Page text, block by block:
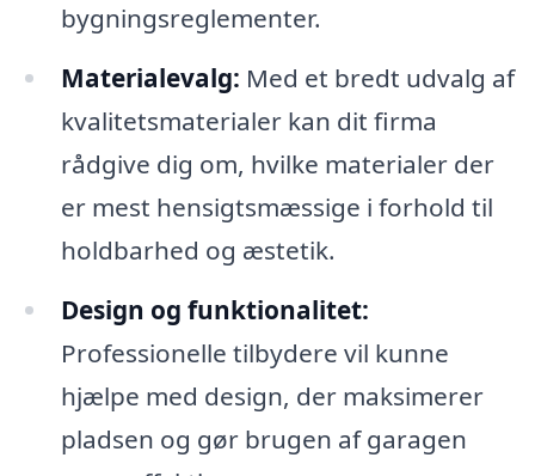
bygningsreglementer.
Materialevalg: Med et bredt udvalg af
kvalitetsmaterialer kan dit firma
rådgive dig om, hvilke materialer der
er mest hensigtsmæssige i forhold til
holdbarhed og æstetik.
Design og funktionalitet:
Professionelle tilbydere vil kunne
hjælpe med design, der maksimerer
pladsen og gør brugen af garagen